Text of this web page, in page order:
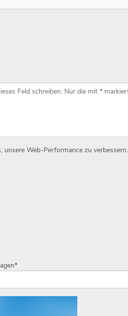
Web-Performance zu verbessern.
*